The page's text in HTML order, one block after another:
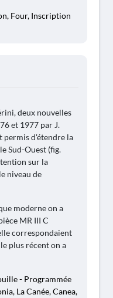
Four, Inscription
deux nouvelles
et 1977 par J.
permis d'étendre la
Sud-Ouest (fig.
sur la
niveau de
moderne on a
MR III C
correspondaient
plus récent on a
- Programmée
La Canée, Canea,